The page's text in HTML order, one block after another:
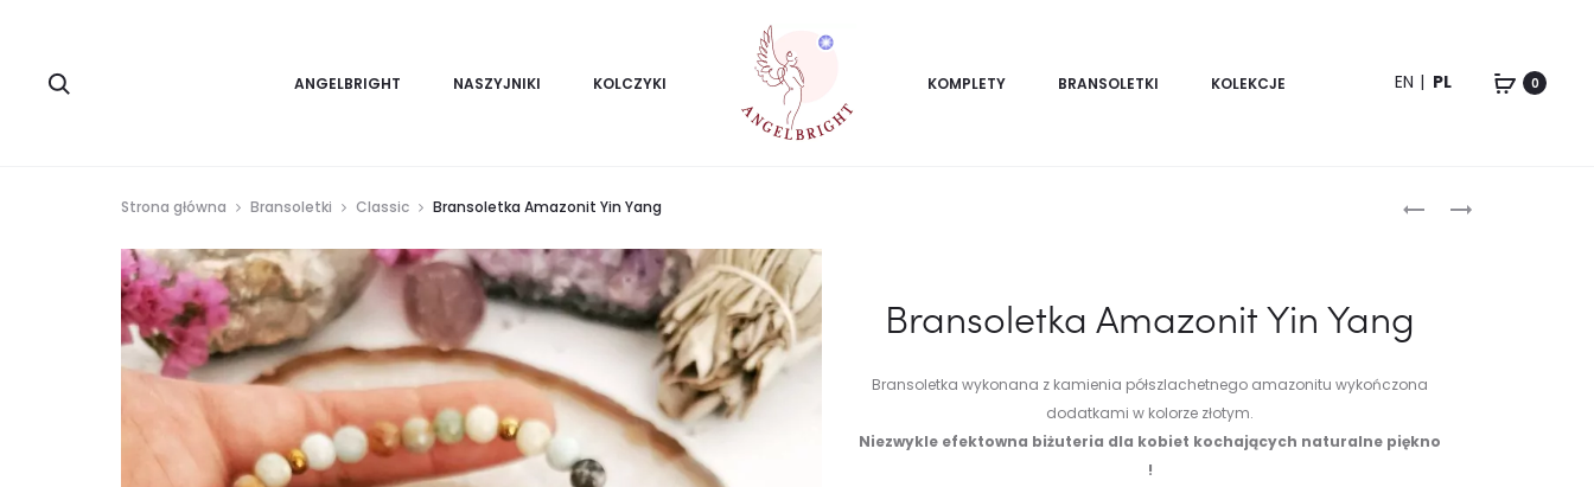
ANGELBRIGHT NASZYJNIKI KOLCZYKI KOMPLETY BRANSOLETKI KOLEKCJE 0
EN PL
Product
BRANSOLETKA
BRANSOLETKA
Strona główna Bransoletki Classic Bransoletka Amazonit Yin Yang
Bransoletka Amazonit Yin Yang
Bransoletka wykonana z kamienia półszlachetnego amazonitu wykończona
dodatkami w kolorze złotym.
Niezwykle efektowna biżuteria dla kobiet kochających naturalne piękno
!